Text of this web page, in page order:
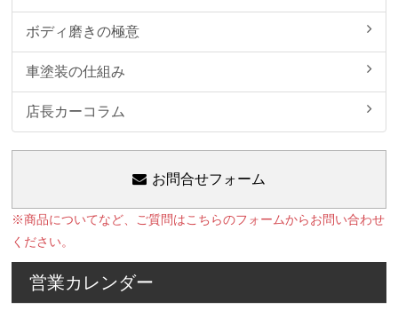
ボディ磨きの極意
車塗装の仕組み
店長カーコラム
お問合せフォーム
※商品についてなど、ご質問はこちらのフォームからお問い合わせ
ください。
営業カレンダー